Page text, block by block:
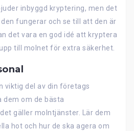
inbyggd kryptering, men det
fungerar och se till att den är
det vara en god idé att kryptera
till molnet för extra säkerhet.
viktig del av din företags
dem om de bästa
gäller molntjänster. Lär dem
hot och hur de ska agera om